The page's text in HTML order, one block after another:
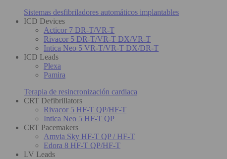
Sistemas desfibriladores automáticos implantables
ICD Devices
Acticor 7 DR-T/VR-T
Rivacor 5 DR-T/VR-T DX/VR-T
Intica Neo 5 VR-T/VR-T DX/DR-T
ICD Leads
Plexa
Pamira
Terapia de resincronización cardiaca
CRT Defibrillators
Rivacor 5 HF-T QP/HF-T
Intica Neo 5 HF-T QP
CRT Pacemakers
Amvia Sky HF-T QP / HF-T
Edora 8 HF-T QP/HF-T
LV Leads